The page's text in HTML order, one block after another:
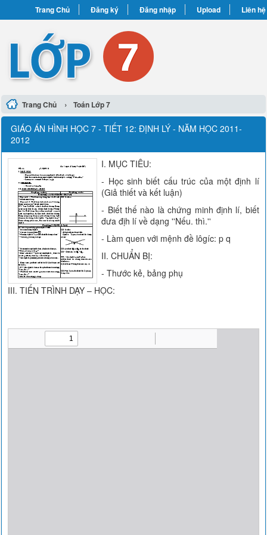
Trang Chủ Đăng ký Đăng nhập Upload Liên hệ
Trang Chủ › Toán Lớp 7
GIÁO ÁN HÌNH HỌC 7 - TIẾT 12: ĐỊNH LÝ - NĂM HỌC 2011-
2012
I. MỤC TIÊU:
- Học sinh biết cấu trúc của một định lí
(Giả thiết và kết luận)
- Biết thế nào là chứng minh định lí, biết
đưa địh lí về dạng ''Nếu. thì.''
- Làm quen với mệnh đề lôgíc: p q
II. CHUẨN BỊ:
- Thước kẻ, bảng phụ
III. TIẾN TRÌNH DẠY – HỌC: